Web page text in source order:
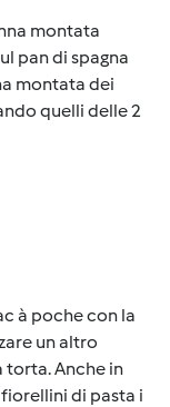
montata
pan di spagna
montata dei
quelli delle 2
à poche con la
un altro
Anche in
di pasta i